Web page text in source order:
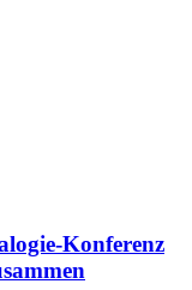
Konferenz